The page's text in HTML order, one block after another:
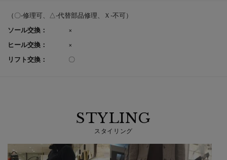
（〇-修理可、△-代替部品修理、Ｘ-不可）
ソール交換：
×
ヒール交換：
×
リフト交換：
〇
STYLING
スタイリング